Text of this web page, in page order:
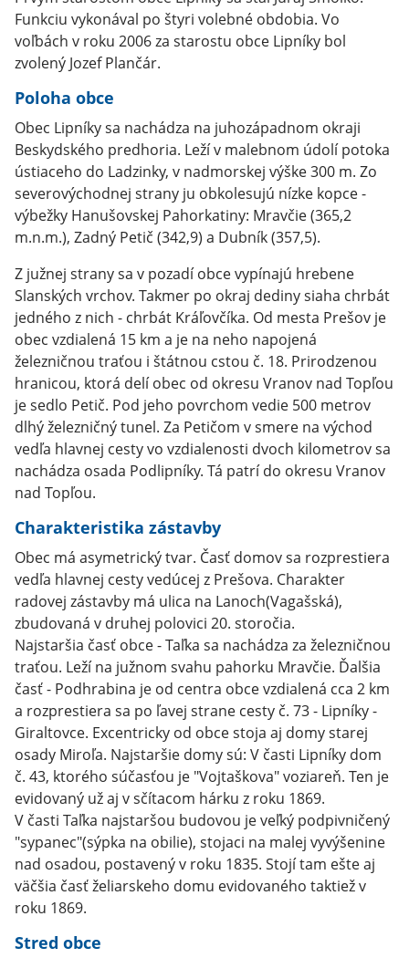
Funkciu vykonával po štyri volebné obdobia. Vo
voľbách v roku 2006 za starostu obce Lipníky bol
zvolený Jozef Plančár.
Poloha obce
Obec Lipníky sa nachádza na juhozápadnom okraji
Beskydského predhoria. Leží v malebnom údolí potoka
ústiaceho do Ladzinky, v nadmorskej výške 300 m. Zo
severovýchodnej strany ju obkolesujú nízke kopce -
výbežky Hanušovskej Pahorkatiny: Mravčie (365,2
m.n.m.), Zadný Petič (342,9) a Dubník (357,5).
Z južnej strany sa v pozadí obce vypínajú hrebene
Slanských vrchov. Takmer po okraj dediny siaha chrbát
jedného z nich - chrbát Kráľovčíka. Od mesta Prešov je
obec vzdialená 15 km a je na neho napojená
železničnou traťou i štátnou cstou č. 18. Prirodzenou
hranicou, ktorá delí obec od okresu Vranov nad Topľou
je sedlo Petič. Pod jeho povrchom vedie 500 metrov
dlhý železničný tunel. Za Petičom v smere na východ
vedľa hlavnej cesty vo vzdialenosti dvoch kilometrov sa
nachádza osada Podlipníky. Tá patrí do okresu Vranov
nad Topľou.
Charakteristika zástavby
Obec má asymetrický tvar. Časť domov sa rozprestiera
vedľa hlavnej cesty vedúcej z Prešova. Charakter
radovej zástavby má ulica na Lanoch(Vagašská),
zbudovaná v druhej polovici 20. storočia.
Najstaršia časť obce - Taľka sa nachádza za železničnou
traťou. Leží na južnom svahu pahorku Mravčie. Ďalšia
časť - Podhrabina je od centra obce vzdialená cca 2 km
a rozprestiera sa po ľavej strane cesty č. 73 - Lipníky -
Giraltovce. Excentricky od obce stoja aj domy starej
osady Miroľa. Najstaršie domy sú: V časti Lipníky dom
č. 43, ktorého súčasťou je "Vojtaškova" voziareň. Ten je
evidovaný už aj v sčítacom hárku z roku 1869.
V časti Taľka najstaršou budovou je veľký podpivničený
"sypanec"(sýpka na obilie), stojaci na malej vyvýšenine
nad osadou, postavený v roku 1835. Stojí tam ešte aj
väčšia časť želiarskeho domu evidovaného taktiež v
roku 1869.
Stred obce